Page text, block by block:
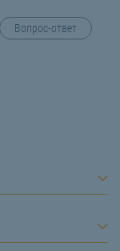
Вопрос-ответ